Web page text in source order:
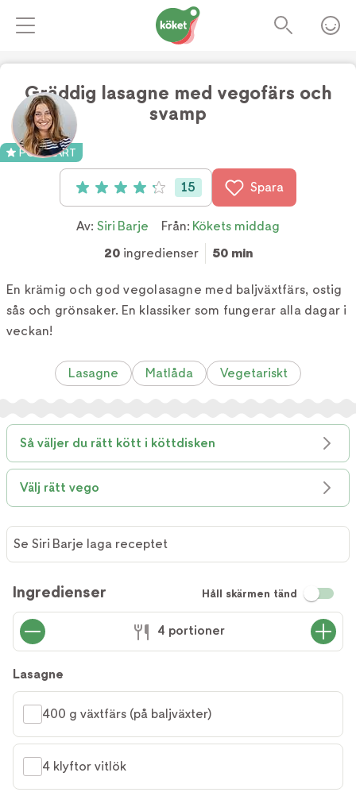
Gräddig lasagne med vegofärs och
svamp
POPULÄRT
Betyg: 4.2 av 5 (15 röster)
15 Spara
Av: Siri Barje Från: Kökets middag
20ingredienser 50 min
En krämig och god vegolasagne med baljväxtfärs, ostig
sås och grönsaker. En klassiker som fungerar alla dagar i
veckan!
Lasagne Matlåda Vegetariskt
Så väljer du rätt kött i köttdisken
Välj rätt vego
Barje
laga
receptet
Se Siri Barje laga receptet
Ingredienser Håll skärmen tänd
4 portioner
Lasagne
400 g växtfärs (på baljväxter)
4 klyftor vitlök